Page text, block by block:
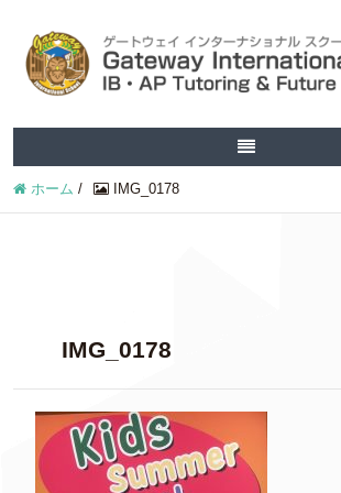
ホーム / IMG_0178
IMG_0178